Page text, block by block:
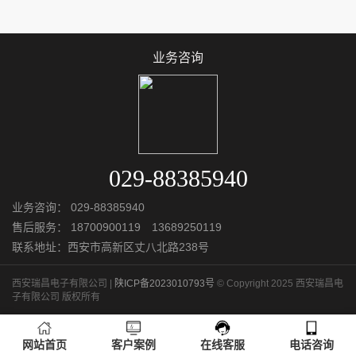
业务咨询
029-88385940
业务咨询： 029-88385940
售后服务： 18700900119 13689250119
联系地址：西安市高新区丈八北路238号
西安瑞昌电子有限公司 | 陕ICP备2023010793号 © Copyright 2025 西安瑞昌电
子有限公司 版权所有
网站首页 客户案例 在线客服 电话咨询